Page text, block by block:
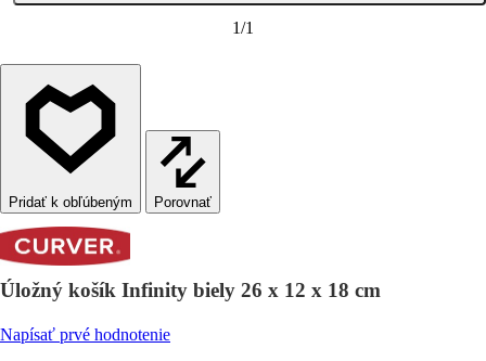
1/1
Porovnať
Úložný košík Infinity biely 26 x 12 x 18 cm
Napísať prvé hodnotenie